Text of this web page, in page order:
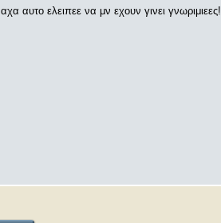
αχα αυτο ελειπεε να μν εχουν γινει γνωριμιεες!